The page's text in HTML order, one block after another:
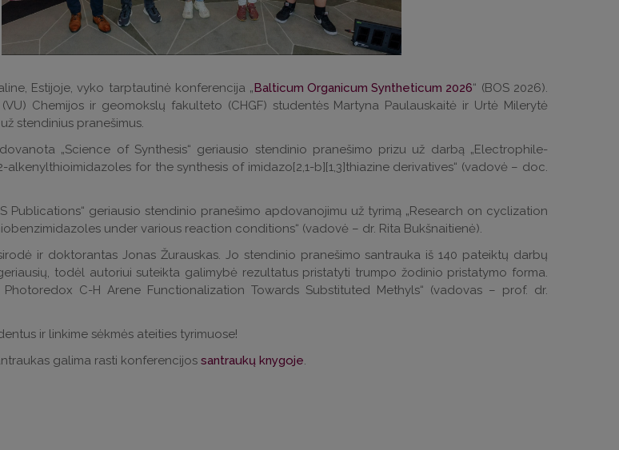
Estijoje, vyko tarptautinė konferencija „Balticum Organicum Syntheticum 2026“ (BOS 2026).
Chemijos ir geomokslų fakulteto (CHGF) studentės Martyna Paulauskaitė ir Urtė Milerytė
stendinius pranešimus.
„Science of Synthesis“ geriausio stendinio pranešimo prizu už darbą „Electrophile-
for the synthesis of imidazo[2,1-b][1,3]thiazine derivatives“ (vadovė – doc.
Publications“ geriausio stendinio pranešimo apdovanojimu už tyrimą „Research on cyclization
under various reaction conditions“ (vadovė – dr. Rita Bukšnaitienė).
ir doktorantas Jonas Žurauskas. Jo stendinio pranešimo santrauka iš 140 pateiktų darbų
todėl autoriui suteikta galimybė rezultatus pristatyti trumpo žodinio pristatymo forma.
C-H Arene Functionalization Towards Substituted Methyls“ (vadovas – prof. dr.
ir linkime sėkmės ateities tyrimuose!
galima rasti konferencijos santraukų knygoje.